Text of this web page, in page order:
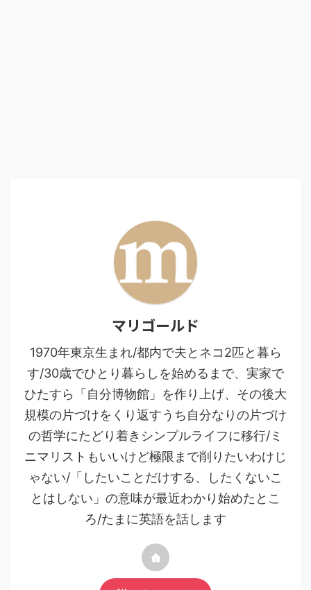
マリゴールド
1970年東京生まれ/都内で夫とネコ2匹と暮ら
す/30歳でひとり暮らしを始めるまで、実家で
ひたすら「自分博物館」を作り上げ、その後大
規模の片づけをくり返すうち自分なりの片づけ
の哲学にたどり着きシンプルライフに移行/ミ
ニマリストもいいけど極限まで削りたいわけじ
ゃない/「したいことだけする、したくないこ
とはしない」の意味が最近わかり始めたとこ
ろ/たまに英語を話します